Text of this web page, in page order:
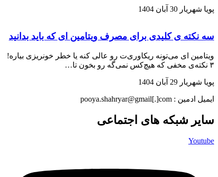
پویا شهریار 30 آبان 1404
سه نکته ی کلیدی برای مصرف ویتامین ای که باید بدانید
ویتامین ای می‌تونه ریکاوری‌ت رو عالی کنه یا خطر خونریزی بیاره!
۳ نکته‌ی مخفی که هیچ‌کس نمی‌گه رو بخون تا…
پویا شهریار 29 آبان 1404
ایمیل ادمین : pooya.shahryar@gmail[.]com
سایر شبکه های اجتماعی
Youtube